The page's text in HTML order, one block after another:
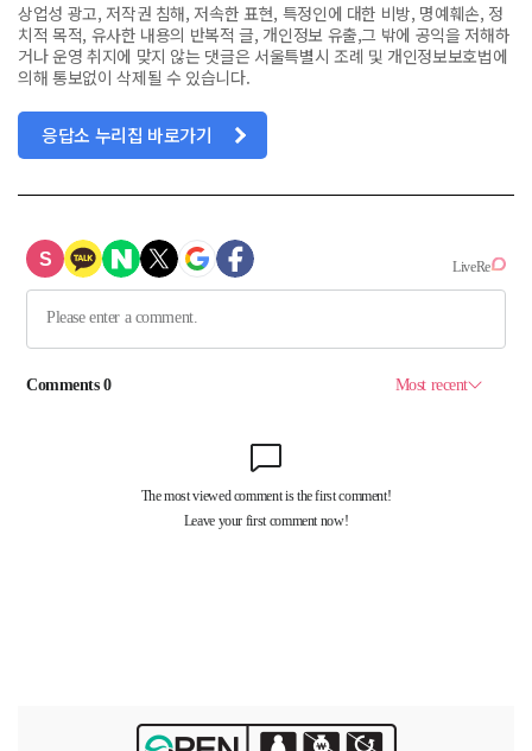
상업성 광고, 저작권 침해, 저속한 표현, 특정인에 대한 비방, 명예훼손, 정
치적 목적, 유사한 내용의 반복적 글, 개인정보 유출,그 밖에 공익을 저해하
거나 운영 취지에 맞지 않는 댓글은 서울특별시 조례 및 개인정보보호법에
의해 통보없이 삭제될 수 있습니다.
응답소 누리집 바로가기